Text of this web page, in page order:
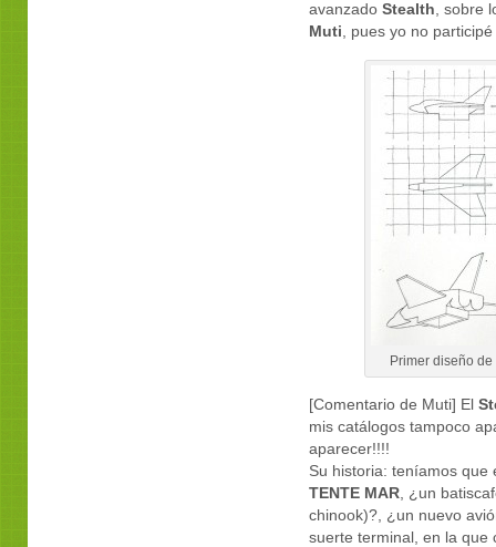
avanzado Stealth, sobre
Muti, pues yo no
Primer diseño
[Comentario de Muti] El
mis catálogos tampoco
aparecer!!!!
Su historia: teníamos que
TENTE MAR, ¿un
chinook)?, ¿un nuevo
suerte terminal, en la que